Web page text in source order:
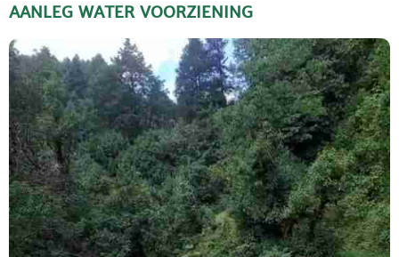
AANLEG WATER VOORZIENING